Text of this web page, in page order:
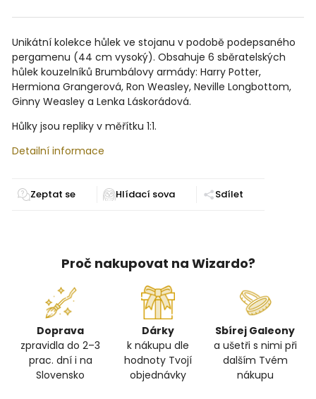
Unikátní kolekce hůlek ve stojanu v podobě podepsaného
pergamenu (44 cm vysoký). Obsahuje 6 sběratelských
hůlek kouzelníků Brumbálovy armády: Harry Potter,
Hermiona Grangerová, Ron Weasley, Neville Longbottom,
Ginny Weasley a Lenka Láskorádová.
Hůlky jsou repliky v měřítku 1:1.
Detailní informace
Zeptat se Sdílet
Proč nakupovat na Wizardo?
Doprava
zpravidla do 2–3
prac. dní i na
Slovensko
Dárky
k nákupu dle
hodnoty Tvojí
objednávky
Sbírej Galeony
a ušetři s nimi při
dalším Tvém
nákupu